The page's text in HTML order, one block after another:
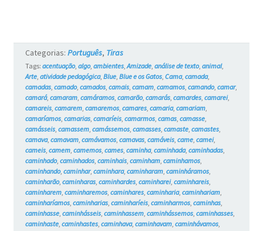
Categorias: Português, Tiras
Tags: acentuação, algo, ambientes,Amizade, análise de texto, animal,
Arte, atividade pedagógica, Blue, Blue e os Gatos, Cama, camada,
camadas, camado, camados, camais, camam, camamos, camando, camar,
camará, camaram, camáramos, camarão, camarás, camardes, camarei,
camareis, camarem, camaremos, camares, camaria, camariam,
camaríamos, camarias, camaríeis, camarmos, camas, camasse,
camásseis, camassem, camássemos, camasses, camaste, camastes,
camava, camavam, camávamos, camavas, camáveis, came, camei,
cameis, camem, camemos, cames, caminha, caminhada, caminhadas,
caminhado, caminhados, caminhais, caminham, caminhamos,
caminhando, caminhar, caminhara, caminharam, caminháramos,
caminharão, caminharas, caminhardes, caminharei, caminhareis,
caminharem, caminharemos, caminhares, caminharia, caminhariam,
caminharíamos, caminharias, caminharíeis, caminharmos, caminhas,
caminhasse, caminhásseis, caminhassem, caminhássemos, caminhasses,
caminhaste, caminhastes, caminhava, caminhavam, caminhávamos,